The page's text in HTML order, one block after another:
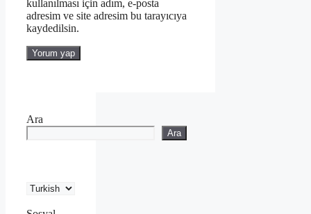
kullanılması için adım, e-posta
adresim ve site adresim bu tarayıcıya
kaydedilsin.
Ara
Ara